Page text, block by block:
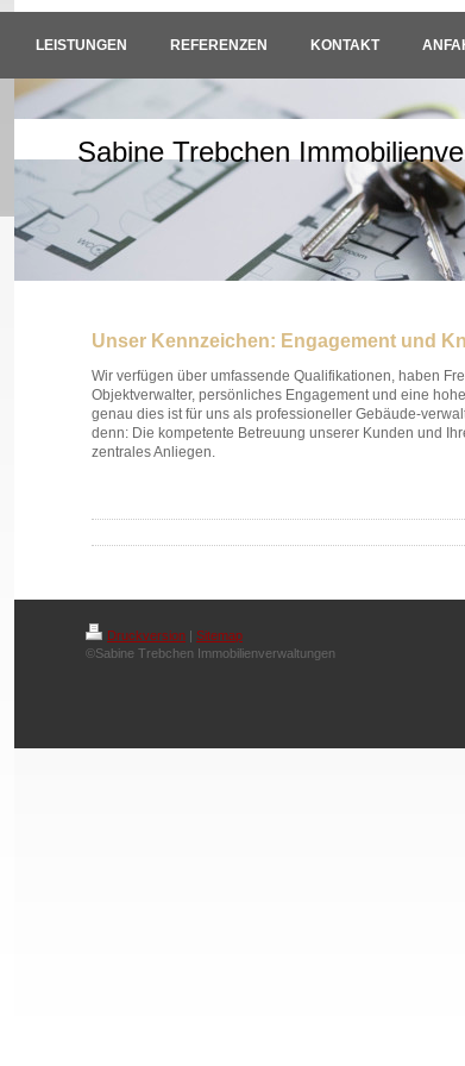
LEISTUNGEN REFERENZEN KONTAKT
Sabine Trebchen
Unser Kennzeichen: Engagement und
Wir verfügen über umfassende Qualifikationen, haben
Objektverwalter, persönliches Engagement und eine
genau dies ist für uns als professioneller Gebäude-
denn: Die kompetente Betreuung unserer Kunden und
zentrales Anliegen.
Druckversion | Sitemap
©Sabine Trebchen Immobilienverwaltungen